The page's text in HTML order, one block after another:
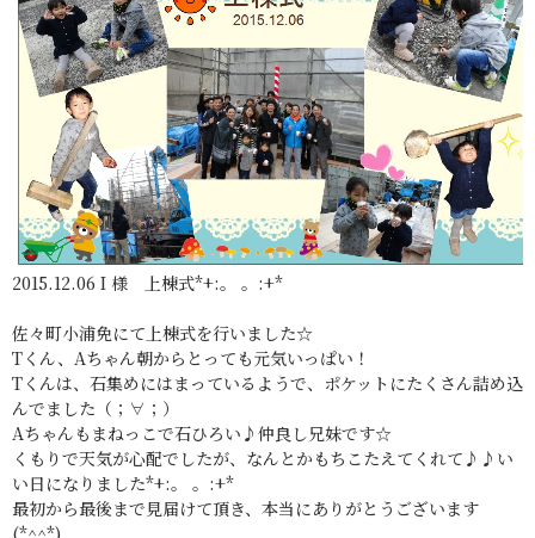
2015.12.06 I 様 上棟式*+:。 。:+*
佐々町小浦免にて上棟式を行いました☆
Tくん、Aちゃん朝からとっても元気いっぱい！
Tくんは、石集めにはまっているようで、ポケットにたくさん詰め込
んでました（；∀；）
Aちゃんもまねっこで石ひろい♪仲良し兄妹です☆
くもりで天気が心配でしたが、なんとかもちこたえてくれて♪♪い
い日になりました*+:。 。:+*
最初から最後まで見届けて頂き、本当にありがとうございます
(*^^*)